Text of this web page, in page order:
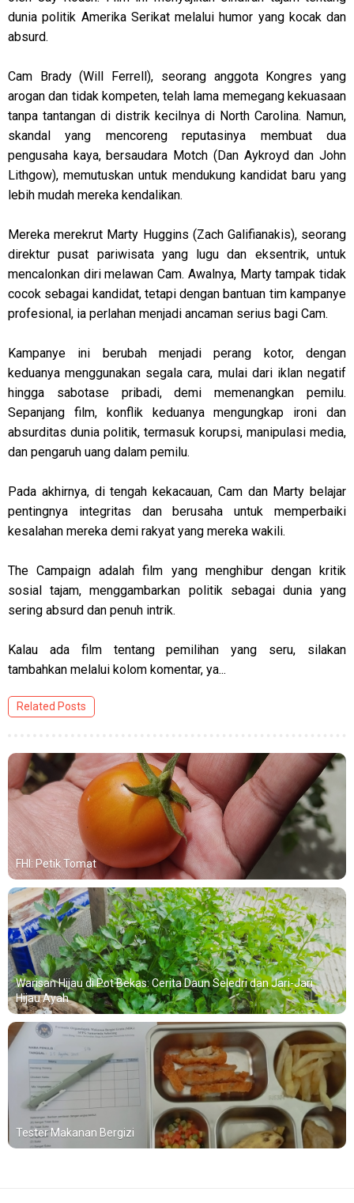
dunia politik Amerika Serikat melalui humor yang kocak dan
absurd.
Cam Brady (Will Ferrell), seorang anggota Kongres yang
arogan dan tidak kompeten, telah lama memegang kekuasaan
tanpa tantangan di distrik kecilnya di North Carolina. Namun,
skandal yang mencoreng reputasinya membuat dua
pengusaha kaya, bersaudara Motch (Dan Aykroyd dan John
Lithgow), memutuskan untuk mendukung kandidat baru yang
lebih mudah mereka kendalikan.
Mereka merekrut Marty Huggins (Zach Galifianakis), seorang
direktur pusat pariwisata yang lugu dan eksentrik, untuk
mencalonkan diri melawan Cam. Awalnya, Marty tampak tidak
cocok sebagai kandidat, tetapi dengan bantuan tim kampanye
profesional, ia perlahan menjadi ancaman serius bagi Cam.
Kampanye ini berubah menjadi perang kotor, dengan
keduanya menggunakan segala cara, mulai dari iklan negatif
hingga sabotase pribadi, demi memenangkan pemilu.
Sepanjang film, konflik keduanya mengungkap ironi dan
absurditas dunia politik, termasuk korupsi, manipulasi media,
dan pengaruh uang dalam pemilu.
Pada akhirnya, di tengah kekacauan, Cam dan Marty belajar
pentingnya integritas dan berusaha untuk memperbaiki
kesalahan mereka demi rakyat yang mereka wakili.
The Campaign adalah film yang menghibur dengan kritik
sosial tajam, menggambarkan politik sebagai dunia yang
sering absurd dan penuh intrik.
Kalau ada film tentang pemilihan yang seru, silakan
tambahkan melalui kolom komentar, ya...
Related Posts
FHI: Petik Tomat
Warisan Hijau di Pot Bekas: Cerita Daun Seledri dan Jari-Jari
Hijau Ayah
Tester Makanan Bergizi